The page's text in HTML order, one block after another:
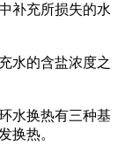
补充所损失的水
水的含盐浓度之
水换热有三种基
换热。